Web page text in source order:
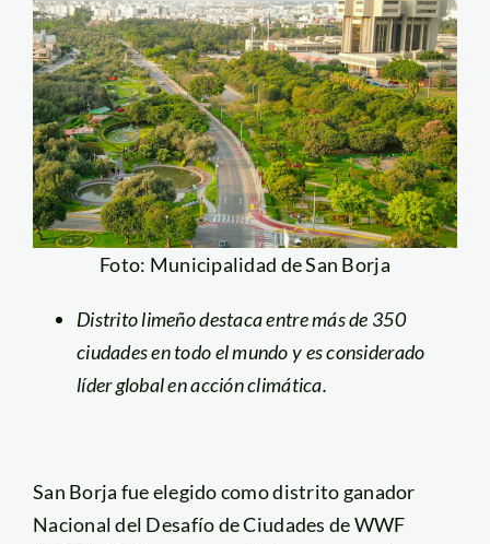
Foto: Municipalidad de San Borja
Distrito limeño destaca entre más de 350
ciudades en todo el mundo y es considerado
líder global en acción climática.
San Borja fue elegido como distrito ganador
Nacional del Desafío de Ciudades de WWF